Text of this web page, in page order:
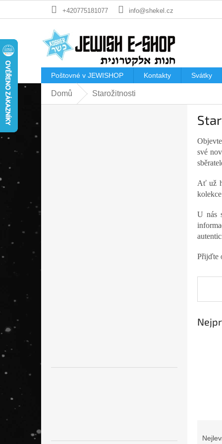
+420775181077 info@shekel.cz
Poštovné v JEWISHOP Kontakty Svátky
Domů Starožitnosti
své
Ať už
U nás
Přijďte